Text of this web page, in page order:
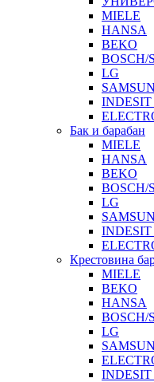
MIELE
HANSA
BEKO
BOSCH/
LG
INDESIT
Бак и барабан
MIELE
HANSA
BEKO
BOSCH/
LG
INDESIT
Крестовина
MIELE
BEKO
HANSA
BOSCH/
LG
INDESIT